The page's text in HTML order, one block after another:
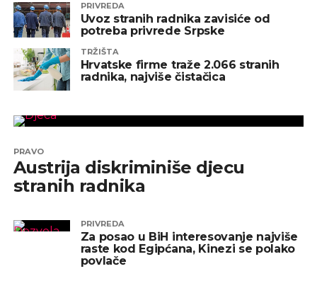
PRIVREDA
Uvoz stranih radnika zavisiće od
potreba privrede Srpske
TRŽIŠTA
Hrvatske firme traže 2.066 stranih
radnika, najviše čistačica
PRAVO
Austrija diskriminiše djecu
stranih radnika
PRIVREDA
Za posao u BiH interesovanje najviše
raste kod Egipćana, Kinezi se polako
povlače